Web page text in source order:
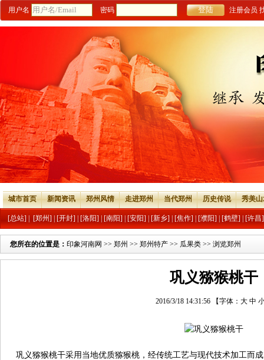
用户名 密码 注册会员
城市首页 新闻资讯 郑州风情 走进郑州 当代郑州 历史传说 秀美
[总站] [郑州] [开封] [洛阳] [南阳] [安阳] [新乡] [焦作] [濮阳] [鹤壁] [许昌]
您所在的位置是： 印象河南网 >> 郑州 >> 郑州特产 >> 瓜果类 >> 浏览郑州
巩义猕猴桃干
2016/3/18 14:31:56 【字体： 大 中
巩义猕猴桃干采用当地优质猕猴桃，经传统工艺与现代技术加工而